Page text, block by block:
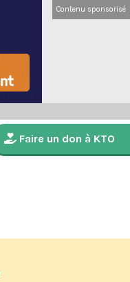
Contenu sponsorisé
Faire un don à KTO